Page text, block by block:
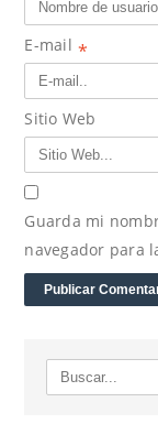
E-mail *
Sitio Web
Guarda mi
navegador para